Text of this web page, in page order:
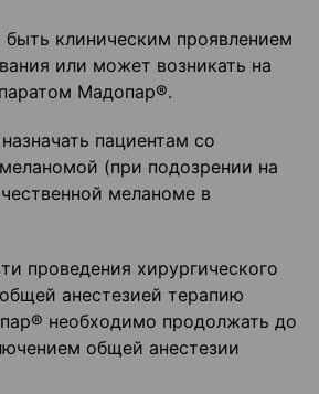
клиническим проявлением
или может возникать на
Мадопар®.
пациентам со
(при подозрении на
меланоме в
проведения хирургического
анестезией терапию
необходимо продолжать до
общей анестезии